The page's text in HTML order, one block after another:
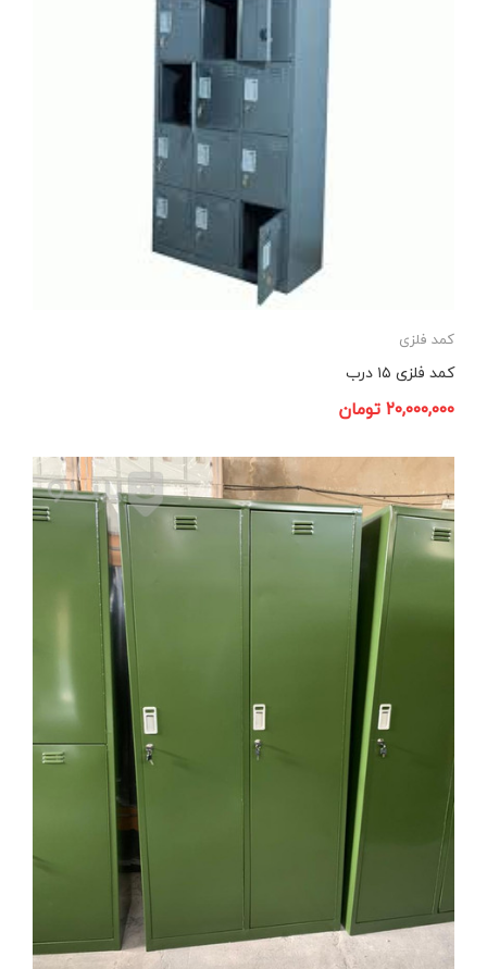
کمد فلزی
کمد فلزی ۱۵ درب
۲۰,۰۰۰,۰۰۰تومان